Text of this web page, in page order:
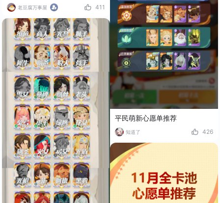
老豆腐万事屋 411
平民萌新心愿单推荐
知道了 426